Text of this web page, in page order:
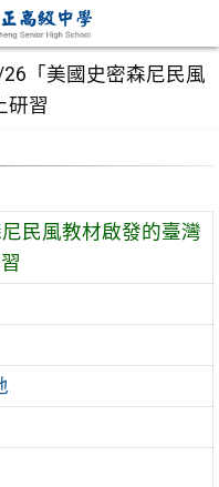
「美國史密森尼民風
研習
民風教材啟發的臺灣